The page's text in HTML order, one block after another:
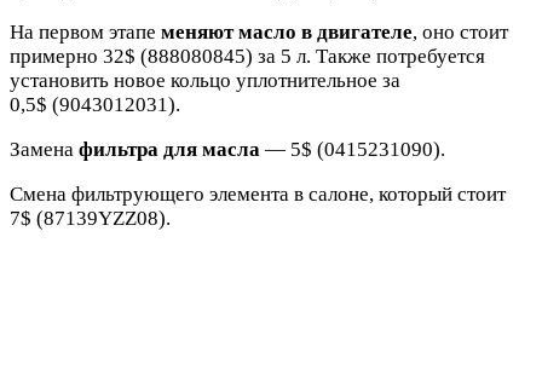
На первом этапе меняют масло в двигателе, оно стоит
примерно 32$ (888080845) за 5 л. Также потребуется
установить новое кольцо уплотнительное за
0,5$ (9043012031).
Замена фильтра для масла — 5$ (0415231090).
Смена фильтрующего элемента в салоне, который стоит
7$ (87139YZZ08).